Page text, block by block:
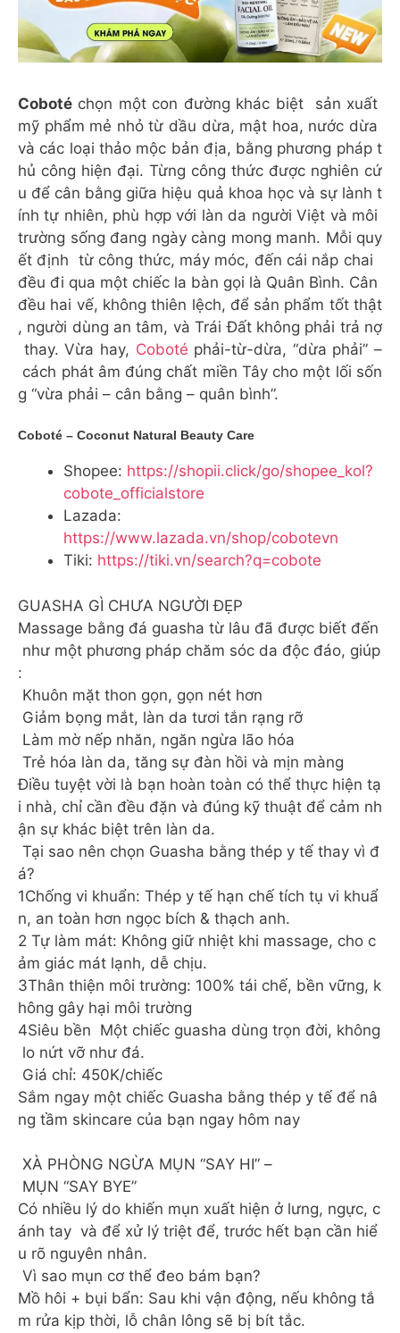
Coboté chọn một con đường khác biệt sản xuất
mỹ phẩm mẻ nhỏ từ dầu dừa, mật hoa, nước dừa
và các loại thảo mộc bản địa, bằng phương pháp t
hủ công hiện đại. Từng công thức được nghiên cứ
u để cân bằng giữa hiệu quả khoa học và sự lành t
ính tự nhiên, phù hợp với làn da người Việt và môi
trường sống đang ngày càng mong manh. Mỗi quy
ết định từ công thức, máy móc, đến cái nắp chai
đều đi qua một chiếc la bàn gọi là Quân Bình. Cân
đều hai vế, không thiên lệch, để sản phẩm tốt thật
, người dùng an tâm, và Trái Đất không phải trả nợ
thay. Vừa hay, Coboté phải-từ-dừa, “dừa phải” –
cách phát âm đúng chất miền Tây cho một lối sốn
g “vừa phải – cân bằng – quân bình”.
Coboté – Coconut Natural Beauty Care
Shopee: https://shopii.click/go/shopee_kol?
cobote_officialstore
Lazada:
https://www.lazada.vn/shop/cobotevn
Tiki: https://tiki.vn/search?q=cobote
GUASHA GÌ CHƯA NGƯỜI ĐẸP
Massage bằng đá guasha từ lâu đã được biết đến
như một phương pháp chăm sóc da độc đáo, giúp
:
‍️ Khuôn mặt thon gọn, gọn nét hơn
‍️ Giảm bọng mắt, làn da tươi tắn rạng rỡ
‍️ Làm mờ nếp nhăn, ngăn ngừa lão hóa
‍️ Trẻ hóa làn da, tăng sự đàn hồi và mịn màng
Điều tuyệt vời là bạn hoàn toàn có thể thực hiện tạ
i nhà, chỉ cần đều đặn và đúng kỹ thuật để cảm nh
ận sự khác biệt trên làn da.
Tại sao nên chọn Guasha bằng thép y tế thay vì đ
á?
1️Chống vi khuẩn: Thép y tế hạn chế tích tụ vi khuẩ
n, an toàn hơn ngọc bích & thạch anh.
2️ Tự làm mát: Không giữ nhiệt khi massage, cho c
ảm giác mát lạnh, dễ chịu.
3️Thân thiện môi trường: 100% tái chế, bền vững, k
hông gây hại môi trường
4️Siêu bền Một chiếc guasha dùng trọn đời, không
lo nứt vỡ như đá.
Giá chỉ: 450K/chiếc
Sắm ngay một chiếc Guasha bằng thép y tế để nâ
ng tầm skincare của bạn ngay hôm nay
XÀ PHÒNG NGỪA MỤN “SAY HI” –
MỤN “SAY BYE”
Có nhiều lý do khiến mụn xuất hiện ở lưng, ngực, c
ánh tay và để xử lý triệt để, trước hết bạn cần hiể
u rõ nguyên nhân.
Vì sao mụn cơ thể đeo bám bạn?
Mồ hôi + bụi bẩn: Sau khi vận động, nếu không tắ
m rửa kịp thời, lỗ chân lông sẽ bị bít tắc.